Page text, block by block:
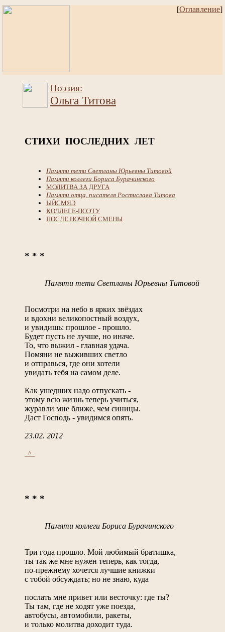
[Оглавление]
Поэзия:
Ольга Титова
СТИХИ ПОСЛЕДНИХ ЛЕТ
Памяти тети Светланы Юрьевны Титовой
Памяти коллеги Бориса Бурачинского
МОЛИТВА ЗА ДРУГА
Памяти отца, писателя Ростислава Титова
ЫЙСМЯЭ
КОЛЛЕГЕ-ПОЭТУ
ПОСЛЕ НОЧНОЙ СМЕНЫ
* * *
Памяти тети Светланы Юрьевны Титовой
Посмотри на небо в ярких звёздах
и вдохни великопостный воздух,
и увидишь: прошлое - прошло.
Будет пусть не лучше, но иначе.
То, что выжил - главная удача.
Помяни не выживших светло
и отправься, где они хотели
увидать тебя на самом деле.
Как ушедших надо отпускать -
этому всю жизнь теперь учиться,
журавли мне ближе, чем синицы.
Даст Господь - увидимся опять.
23.02. 2012
_^_
* * *
Памяти коллеги Бориса Бурачинского
Три года прошло. Мой любимый братишка,
ты так же мне нужен теперь, как тогда,
по-прежнему хочется лучшие книжки
с тобой обсуждать; но не знаю, куда
послать мне привет или весточку: где ты?
Ты там, где не ходят уже поезда,
автобусы, автомобили, ракеты,
и только молитва доходит туда.